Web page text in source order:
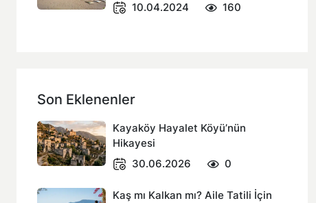
10.04.2024
160
Son Eklenenler
Kayaköy Hayalet Köyü’nün
Hikayesi
30.06.2026
0
Kaş mı Kalkan mı? Aile Tatili İçin